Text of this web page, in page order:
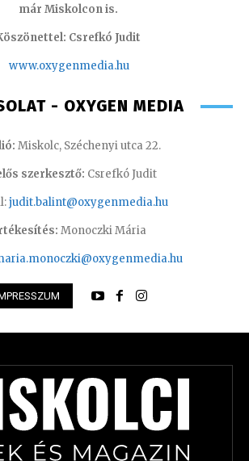
már Miskolcon is.
Csrefkó Judit
www.oxygenmedia.hu
- OXYGEN MEDIA
Miskolc, Széchenyi utca 22.
szerkesztő: Csrefkó Judit
judit.balint@oxygenmedia.hu
Monoczki Mária